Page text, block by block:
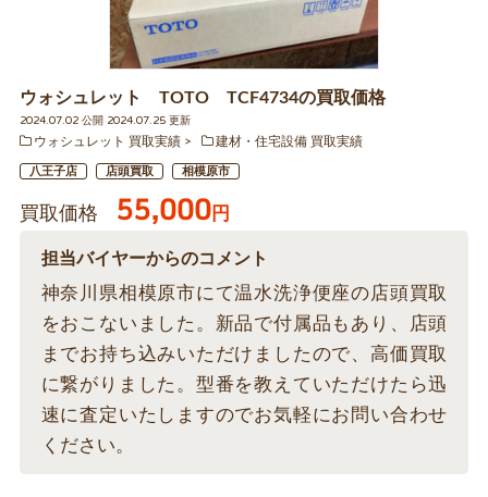
ウォシュレット TOTO TCF4734の買取価格
2024.07.02 公開 2024.07.25 更新
ウォシュレット 買取実績
建材・住宅設備 買取実績
八王子店 店頭買取 相模原市
買取価格 55,000円
担当バイヤーからのコメント
神奈川県相模原市にて温水洗浄便座の店頭買取
をおこないました。新品で付属品もあり、店頭
までお持ち込みいただけましたので、高価買取
に繋がりました。型番を教えていただけたら迅
速に査定いたしますのでお気軽にお問い合わせ
ください。